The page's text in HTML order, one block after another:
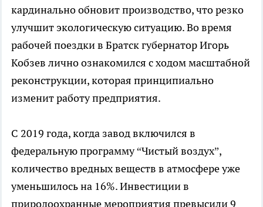
кардинально обновит производство, что резко
улучшит экологическую ситуацию. Во время
рабочей поездки в Братск губернатор Игорь
Кобзев лично ознакомился с ходом масштабной
реконструкции, которая принципиально
изменит работу предприятия.
С 2019 года, когда завод включился в
федеральную программу “Чистый воздух”,
количество вредных веществ в атмосфере уже
уменьшилось на 16%. Инвестиции в
природоохранные мероприятия превысили 9